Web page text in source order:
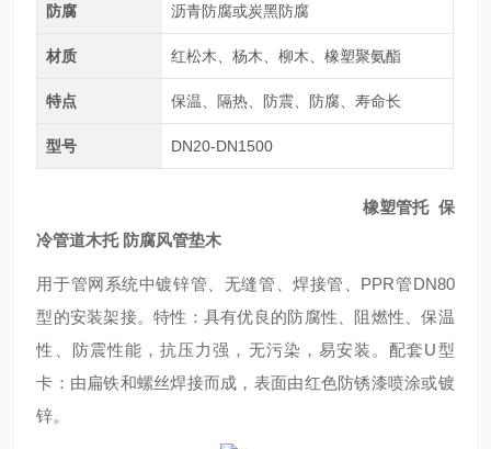
防腐 沥青防腐或炭黑防腐
材质 红松木、杨木、柳木、橡塑聚氨酯
特点 保温、隔热、防震、防腐、寿命长
型号 DN20-DN1500
橡塑管托 保
冷管道木托 防腐风管垫木
用于管网系统中镀锌管、无缝管、焊接管、PPR管DN80
型的安装架接。特性：具有优良的防腐性、阻燃性、保温
性、防震性能，抗压力强，无污染，易安装。配套U型
卡：由扁铁和螺丝焊接而成，表面由红色防锈漆喷涂或镀
锌。